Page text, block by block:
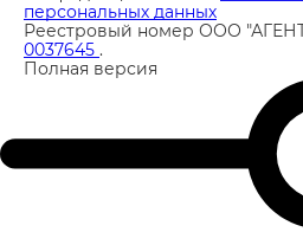
персональных данных
Реестровый номер ООО
0037645 .
Полная версия